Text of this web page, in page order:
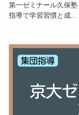
第一ゼミナール久保
指導で学習習慣と成...